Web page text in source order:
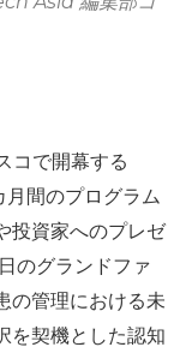
コで開幕する
間のプログラム
投資家へのプレゼ
のグランドファ
の管理における未
を契機とした認知